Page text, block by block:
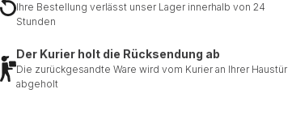
Ihre Bestellung verlässt unser Lager innerhalb von 24
Stunden
Der Kurier holt die Rücksendung ab
Die zurückgesandte Ware wird vom Kurier an Ihrer Haustür
abgeholt